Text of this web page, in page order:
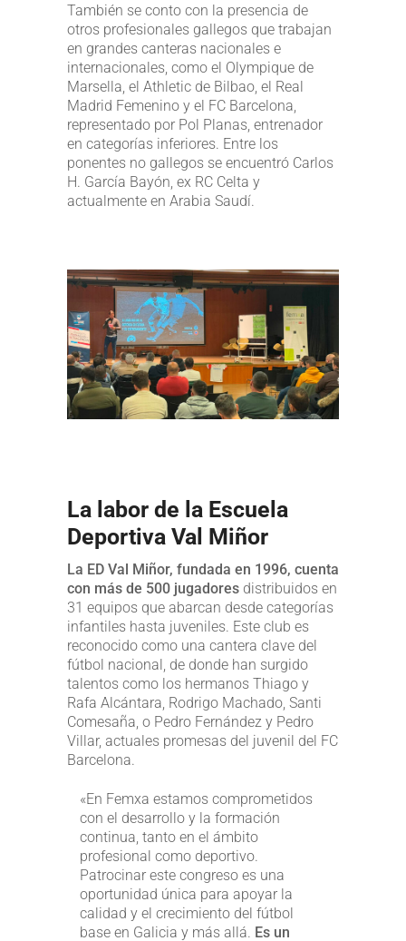
También se conto con la presencia de
otros profesionales gallegos que trabajan
en grandes canteras nacionales e
internacionales, como el Olympique de
Marsella, el Athletic de Bilbao, el Real
Madrid Femenino y el FC Barcelona,
representado por Pol Planas, entrenador
en categorías inferiores. Entre los
ponentes no gallegos se encuentró Carlos
H. García Bayón, ex RC Celta y
actualmente en Arabia Saudí.
La labor de la Escuela
Deportiva Val Miñor
La ED Val Miñor, fundada en 1996, cuenta
con más de 500 jugadores distribuidos en
31 equipos que abarcan desde categorías
infantiles hasta juveniles. Este club es
reconocido como una cantera clave del
fútbol nacional, de donde han surgido
talentos como los hermanos Thiago y
Rafa Alcántara, Rodrigo Machado, Santi
Comesaña, o Pedro Fernández y Pedro
Villar, actuales promesas del juvenil del FC
Barcelona.
«En Femxa estamos comprometidos
con el desarrollo y la formación
continua, tanto en el ámbito
profesional como deportivo.
Patrocinar este congreso es una
oportunidad única para apoyar la
calidad y el crecimiento del fútbol
base en Galicia y más allá. Es un